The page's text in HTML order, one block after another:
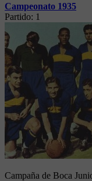
Campeonato 1935
Partido: 1
Campaña de Boca